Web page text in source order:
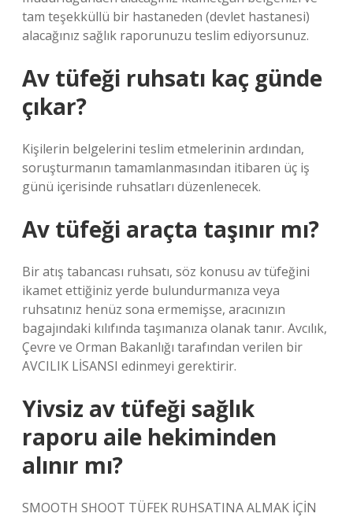
tam teşekküllü bir hastaneden (devlet hastanesi)
alacağınız sağlık raporunuzu teslim ediyorsunuz.
Av tüfeği ruhsatı kaç günde
çıkar?
Kişilerin belgelerini teslim etmelerinin ardından,
soruşturmanın tamamlanmasından itibaren üç iş
günü içerisinde ruhsatları düzenlenecek.
Av tüfeği araçta taşınır mı?
Bir atış tabancası ruhsatı, söz konusu av tüfeğini
ikamet ettiğiniz yerde bulundurmanıza veya
ruhsatınız henüz sona ermemişse, aracınızın
bagajındaki kılıfında taşımanıza olanak tanır. Avcılık,
Çevre ve Orman Bakanlığı tarafından verilen bir
AVCILIK LİSANSI edinmeyi gerektirir.
Yivsiz av tüfeği sağlık
raporu aile hekiminden
alınır mı?
SMOOTH SHOOT TÜFEK RUHSATINA ALMAK İÇİN